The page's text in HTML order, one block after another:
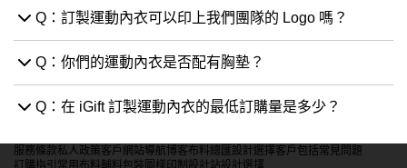
Q：訂製運動內衣可以印上我們團隊的 Logo 嗎？
Q：你們的運動內衣是否配有胸墊？
Q：在 iGift 訂製運動內衣的最低訂購量是多少？
服務條款私人政策客戶 網站導航博客布料總匯設計選擇客戶包括常見問題
訂購指引 常用布料輔料包裝 圖樣印制 設計站設計選擇